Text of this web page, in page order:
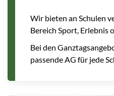
Wir bieten an Schulen
Bereich Sport, Erlebnis
Bei den
passende AG für jede